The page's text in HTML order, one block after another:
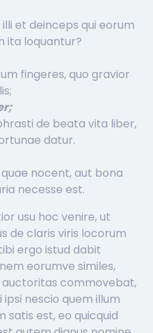
et deinceps qui eorum
ita loquantur?
fingeres, quo gravior
de beata vita liber,
datur.
nocent, aut bona
necesse est.
usu hoc venire, ut
de claris viris locorum
ergo istud dabit
eorumve similes,
auctoritas commovebat,
nescio quem illum
satis est, eo quicquid